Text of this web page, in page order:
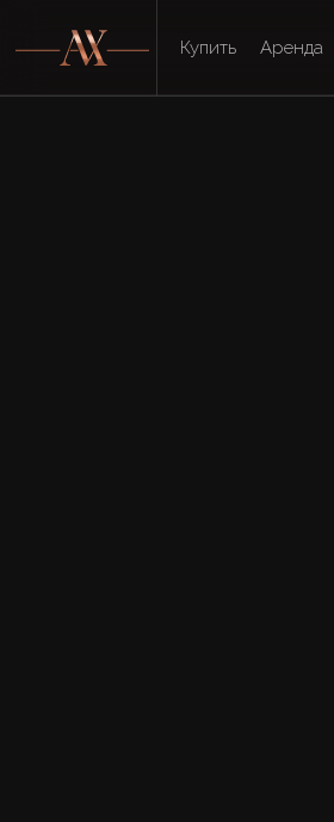
Купить Аренда